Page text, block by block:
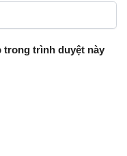
trong trình duyệt này